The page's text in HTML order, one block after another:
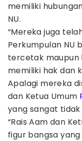
memiliki
NU.
“Mereka juga
Perkumpulan NU
tercetak maupun
memiliki hak dan
Apalagi mereka
dan Ketua Umum
yang sangat
“Rais Aam dan
figur bangsa